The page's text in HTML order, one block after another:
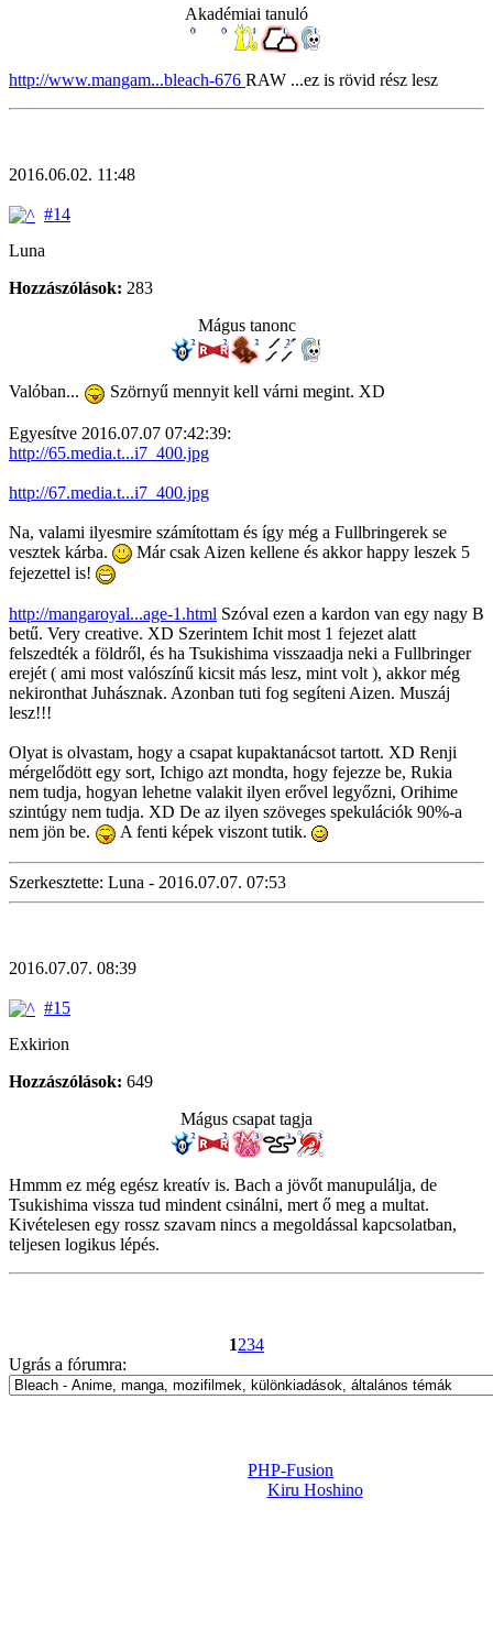
Akadémiai tanuló
http://www.mangam...bleach-676 RAW ...ez is rövid rész lesz
2016.06.02. 11:48
#14
Luna
Hozzászólások: 283
Mágus tanonc
Valóban... Szörnyű mennyit kell várni megint. XD
Egyesítve 2016.07.07 07:42:39:
http://65.media.t...i7_400.jpg
http://67.media.t...i7_400.jpg
Na, valami ilyesmire számítottam és így még a Fullbringerek se
vesztek kárba.
Már csak Aizen kellene és akkor happy leszek 5
fejezettel is!
http://mangaroyal...age-1.html Szóval ezen a kardon van egy nagy B
betű. Very creative. XD Szerintem Ichit most 1 fejezet alatt
felszedték a földről, és ha Tsukishima visszaadja neki a Fullbringer
erejét ( ami most valószínű kicsit más lesz, mint volt ), akkor még
nekironthat Juhásznak. Azonban tuti fog segíteni Aizen. Muszáj
lesz!!!
Olyat is olvastam, hogy a csapat kupaktanácsot tartott. XD Renji
mérgelődött egy sort, Ichigo azt mondta, hogy fejezze be, Rukia
nem tudja, hogyan lehetne valakit ilyen erővel legyőzni, Orihime
szintúgy nem tudja. XD De az ilyen szöveges spekulációk 90%-a
nem jön be.
A fenti képek viszont tutik.
Szerkesztette: Luna - 2016.07.07. 07:53
2016.07.07. 08:39
#15
Exkirion
Hozzászólások: 649
Mágus csapat tagja
Hmmm ez még egész kreatív is. Bach a jövőt manupulálja, de
Tsukishima vissza tud mindent csinálni, mert ő meg a multat.
Kivételesen egy rossz szavam nincs a megoldással kapcsolatban,
teljesen logikus lépés.
1234
Ugrás a fórumra:
PHP-Fusion
Kiru Hoshino